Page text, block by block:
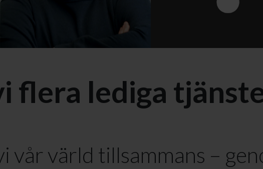
flera lediga
vår värld tillsammans –